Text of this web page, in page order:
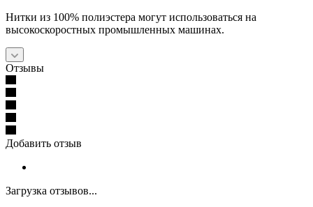
Нитки из 100% полиэстера могут использоваться на
высокоскоростных промышленных машинах.
Отзывы
Добавить отзыв
Загрузка отзывов...